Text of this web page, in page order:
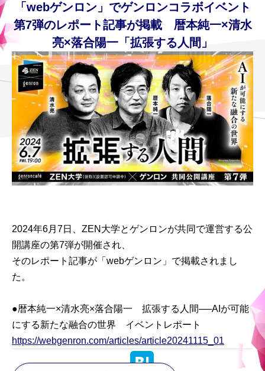
「webゲンロン」でゲンロンコラボイベント
第7弾のレポート記事が掲載 暦本純一×清水
亮×落合陽一「拡張する人間」
2024年6月7日、ZEN大学とゲンロンが共同で運営する公
開講座の第7弾が開催され、
そのレポート記事が「webゲンロン」で掲載されまし
た。
●暦本純一×清水亮×落合陽一 拡張する人間──AIが可能
にする新たな融合の世界 イベントレポート
https://webgenron.com/articles/article20241115_01